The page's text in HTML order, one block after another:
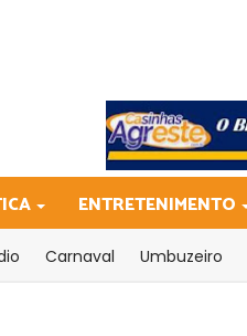
ENTRETENIMENTO
Carnaval Umbuzeiro